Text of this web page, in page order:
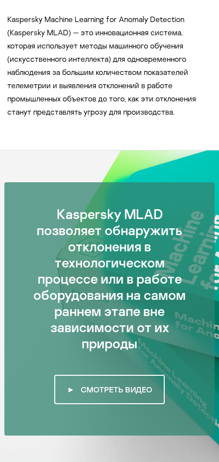
Kaspersky Machine Learning for Anomaly Detection
(Kaspersky MLAD) — это инновационная система,
которая использует методы машинного обучения
(искусственного интеллекта) для одновременного
наблюдения за большим количеством показателей
телеметрии и выявления отклонений в работе
промышленных объектов до того, как эти отклонения
станут представлять угрозу для производства.
Kaspersky MLAD
позволяет обнаружить
отклонения в
технологическом
процессе или в работе
оборудования на самом
раннем этапе вне
зависимости от их
природы
► СМОТРЕТЬ ВИДЕО